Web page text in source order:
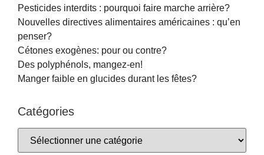
Pesticides interdits : pourquoi faire marche arrière?
Nouvelles directives alimentaires américaines : qu’en
penser?
Cétones exogènes: pour ou contre?
Des polyphénols, mangez-en!
Manger faible en glucides durant les fêtes?
Catégories